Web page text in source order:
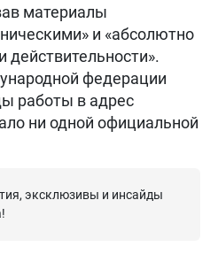
материалы
и «абсолютно
федерации
работы в адрес
ни одной официальной
эксклюзивы и инсайды